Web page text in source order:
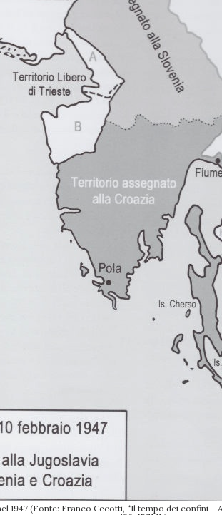
1947 (Fonte: Franco Cecotti, “Il tempo dei confini –